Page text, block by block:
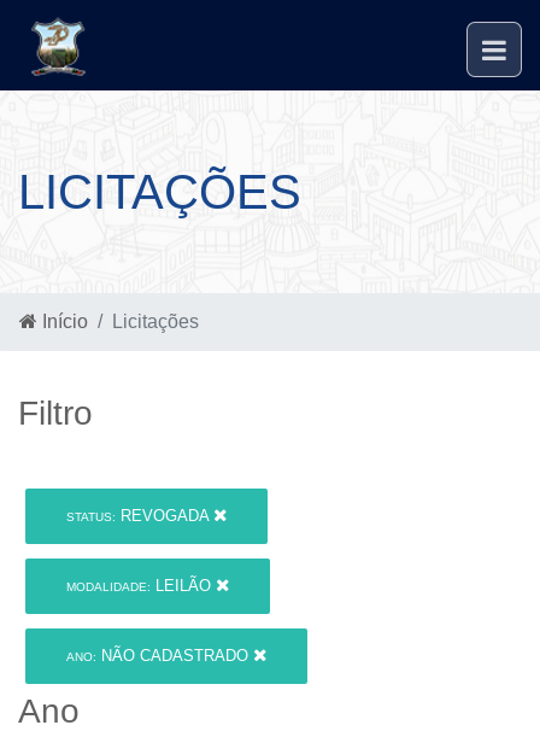
LICITAÇÕES
Início Licitações
Filtro
STATUS: REVOGADA
MODALIDADE: LEILÃO
ANO: NÃO CADASTRADO
Ano